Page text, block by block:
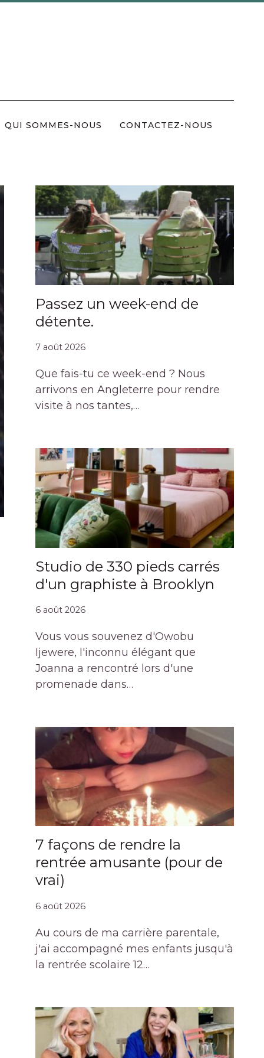
QUI SOMMES-NOUS CONTACTEZ-NOUS
Passez un week-end de
détente.
7 août 2026
Que fais-tu ce week-end ? Nous
arrivons en Angleterre pour rendre
visite à nos tantes,…
Studio de 330 pieds carrés
d'un graphiste à Brooklyn
6 août 2026
Vous vous souvenez d'Owobu
Ijewere, l'inconnu élégant que
Joanna a rencontré lors d'une
promenade dans…
7 façons de rendre la
rentrée amusante (pour de
vrai)
6 août 2026
Au cours de ma carrière parentale,
j'ai accompagné mes enfants jusqu'à
la rentrée scolaire 12…